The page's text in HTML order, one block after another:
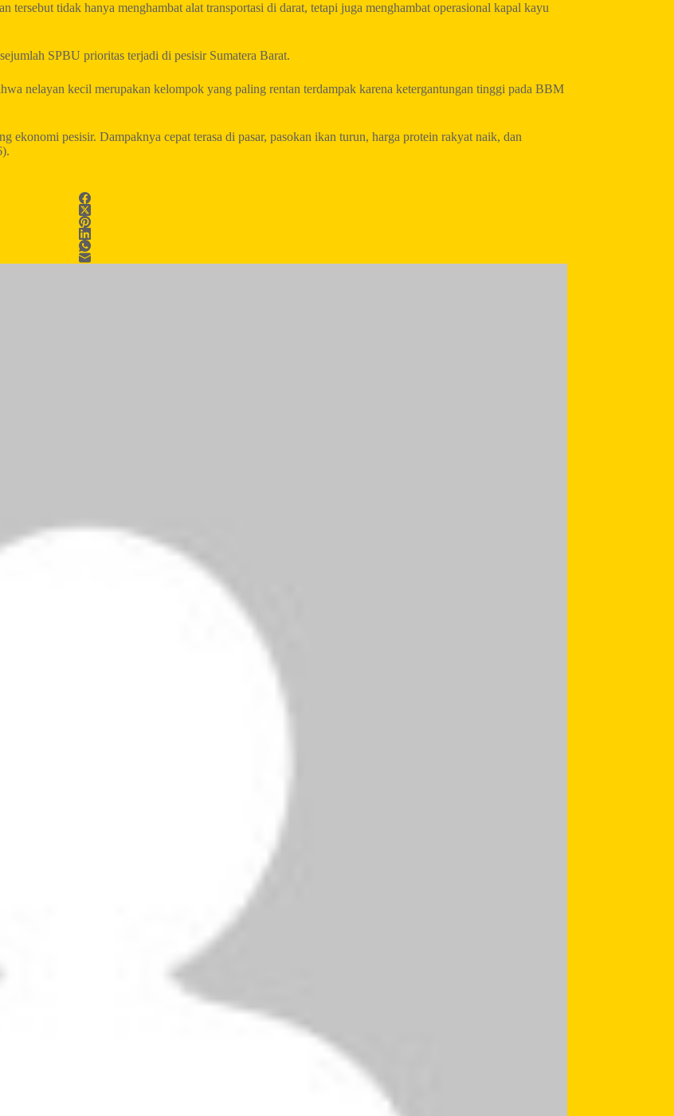
tidak hanya menghambat alat transportasi di darat, tetapi juga menghambat operasional kapal kayu
SPBU prioritas terjadi di pesisir Sumatera Barat.
nelayan kecil merupakan kelompok yang paling rentan terdampak karena ketergantungan tinggi pada BBM
ekonomi pesisir. Dampaknya cepat terasa di pasar, pasokan ikan turun, harga protein rakyat naik, dan